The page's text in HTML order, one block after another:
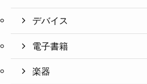
デバイス
電子書籍
楽器